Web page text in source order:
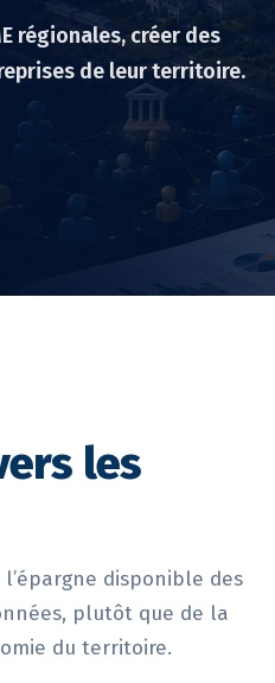
régionales, créer des
de leur territoire.
les
disponible des
plutôt que de la
du territoire.